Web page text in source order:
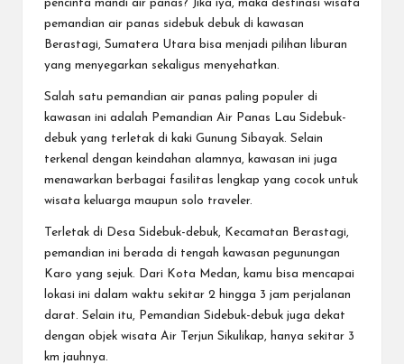
pencinta mandi air panas? Jika iya, maka destinasi wisata
pemandian air panas sidebuk debuk di kawasan
Berastagi, Sumatera Utara bisa menjadi pilihan liburan
yang menyegarkan sekaligus menyehatkan.
Salah satu pemandian air panas paling populer di
kawasan ini adalah Pemandian Air Panas Lau Sidebuk-
debuk yang terletak di kaki Gunung Sibayak. Selain
terkenal dengan keindahan alamnya, kawasan ini juga
menawarkan berbagai fasilitas lengkap yang cocok untuk
wisata keluarga maupun solo traveler.
Terletak di Desa Sidebuk-debuk, Kecamatan Berastagi,
pemandian ini berada di tengah kawasan pegunungan
Karo yang sejuk. Dari Kota Medan, kamu bisa mencapai
lokasi ini dalam waktu sekitar 2 hingga 3 jam perjalanan
darat. Selain itu, Pemandian Sidebuk-debuk juga dekat
dengan objek wisata Air Terjun Sikulikap, hanya sekitar 3
km jauhnya.